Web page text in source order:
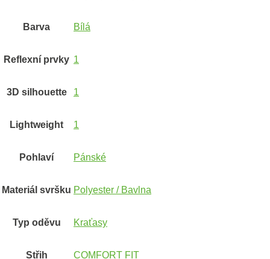
Barva Bílá
Reflexní prvky 1
3D silhouette 1
Lightweight 1
Pohlaví Pánské
Materiál svršku Polyester / Bavlna
Typ oděvu Kraťasy
Střih COMFORT FIT